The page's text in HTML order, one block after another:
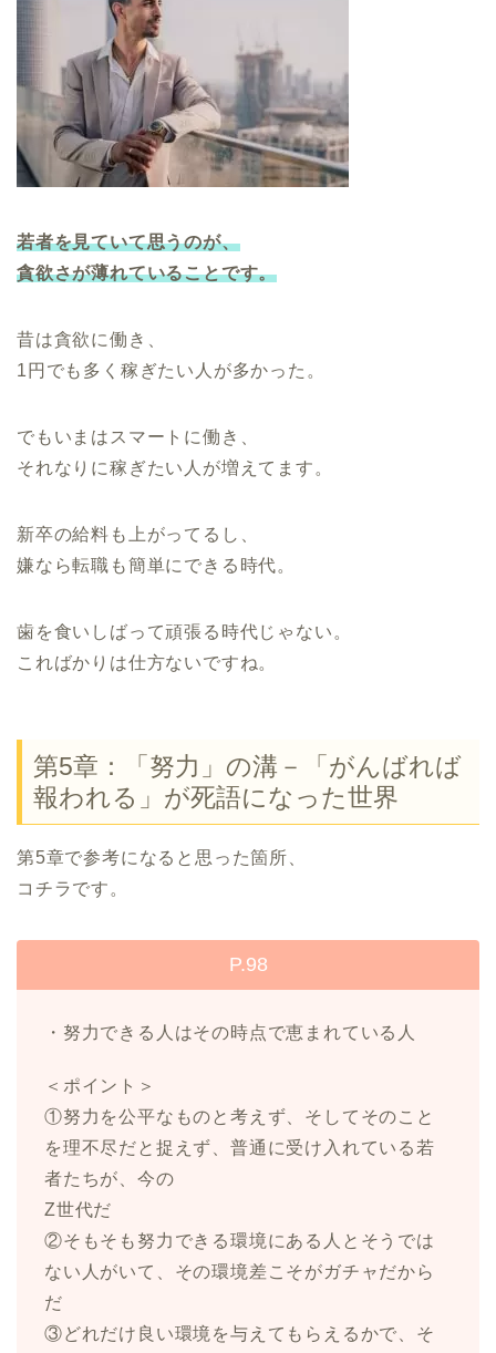
若者を見ていて思うのが、
貪欲さが薄れていることです。
昔は貪欲に働き、
1円でも多く稼ぎたい人が多かった。
でもいまはスマートに働き、
それなりに稼ぎたい人が増えてます。
新卒の給料も上がってるし、
嫌なら転職も簡単にできる時代。
歯を食いしばって頑張る時代じゃない。
こればかりは仕方ないですね。
第5章：「努力」の溝－「がんばれば
報われる」が死語になった世界
第5章で参考になると思った箇所、
コチラです。
P.98
・努力できる人はその時点で恵まれている人
＜ポイント＞
①努力を公平なものと考えず、そしてそのこと
を理不尽だと捉えず、普通に受け入れている若
者たちが、今の
Z世代だ
②そもそも努力できる環境にある人とそうでは
ない人がいて、その環境差こそがガチャだから
だ
③どれだけ良い環境を与えてもらえるかで、そ